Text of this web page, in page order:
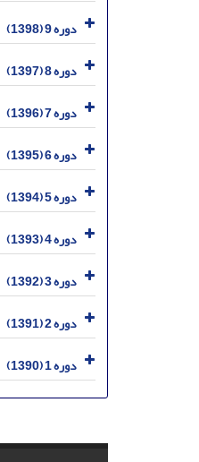
دوره 9 (1398)
دوره 8 (1397)
دوره 7 (1396)
دوره 6 (1395)
دوره 5 (1394)
دوره 4 (1393)
دوره 3 (1392)
دوره 2 (1391)
دوره 1 (1390)